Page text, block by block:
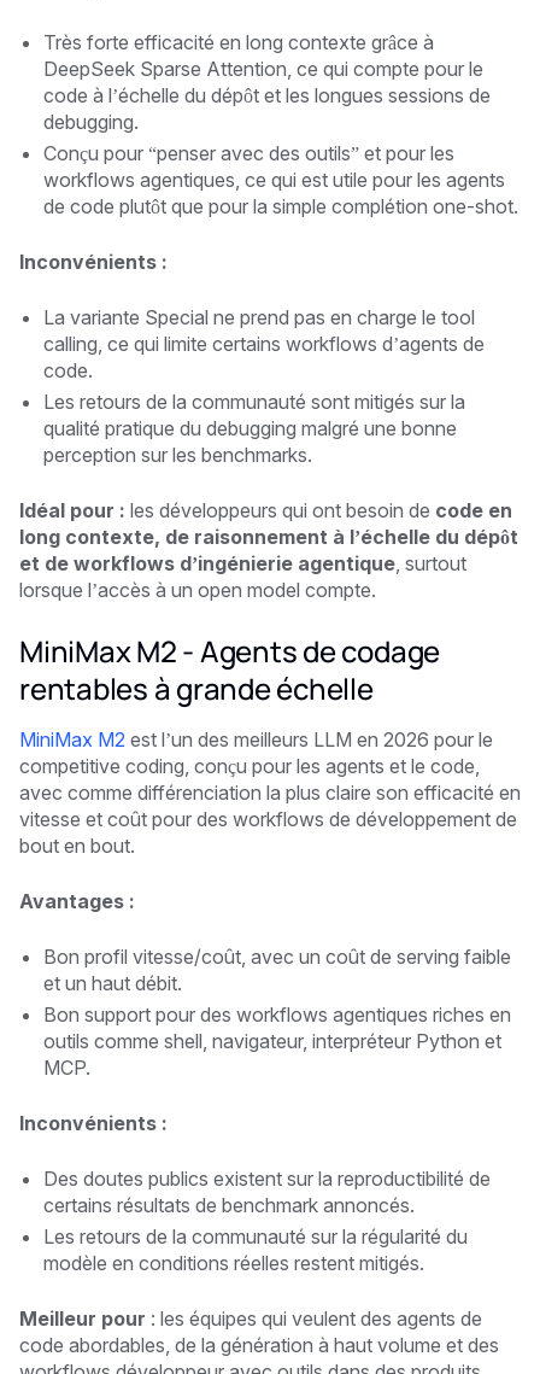
Très forte efficacité en long contexte grâce à
DeepSeek Sparse Attention, ce qui compte pour le
code à l’échelle du dépôt et les longues sessions de
debugging.
Conçu pour “penser avec des outils” et pour les
workflows agentiques, ce qui est utile pour les agents
de code plutôt que pour la simple complétion one-shot.
Inconvénients :
La variante Special ne prend pas en charge le tool
calling, ce qui limite certains workflows d’agents de
code.
Les retours de la communauté sont mitigés sur la
qualité pratique du debugging malgré une bonne
perception sur les benchmarks.
Idéal pour : les développeurs qui ont besoin de code en
long contexte, de raisonnement à l’échelle du dépôt
et de workflows d’ingénierie agentique , surtout
lorsque l’accès à un open model compte.
MiniMax M2 - Agents de codage
rentables à grande échelle
MiniMax M2 est l’un des meilleurs LLM en 2026 pour le
competitive coding, conçu pour les agents et le code,
avec comme différenciation la plus claire son efficacité en
vitesse et coût pour des workflows de développement de
bout en bout.
Avantages :
Bon profil vitesse/coût, avec un coût de serving faible
et un haut débit.
Bon support pour des workflows agentiques riches en
outils comme shell, navigateur, interpréteur Python et
MCP.
Inconvénients :
Des doutes publics existent sur la reproductibilité de
certains résultats de benchmark annoncés.
Les retours de la communauté sur la régularité du
modèle en conditions réelles restent mitigés.
Meilleur pour : les équipes qui veulent des agents de
code abordables, de la génération à haut volume et des